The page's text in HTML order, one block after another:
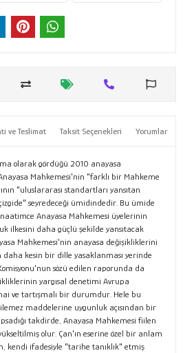
ve Teslimat Taksit Seçenekleri Yorumlar
olarak gördüğü 2010 anayasa
Mahkemesi'nin "farklı bir Mahkeme
"uluslararası standartları yansıtan
seyredeceği ümidindedir. Bu ümide
Anayasa Mahkemesi üyelerinin
ilkesini daha güçlü şekilde yansıtacak
Mahkemesi'nin anayasa değişikliklerini
daha kesin bir dille yasaklanması yerinde
sözü edilen raporunda da
yargısal denetimi Avrupa
ve tartışmalı bir durumdur. Hele bu
maddelerine uygunluk açısından bir
takdirde, Anayasa Mahkemesi fiilen
olur. Çan'ın eserine özel bir anlam
kendi ifadesiyle "tarihe tanıklık" etmiş